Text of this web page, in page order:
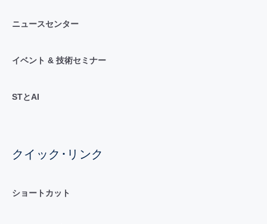
ニュースセンター
イベント & 技術セミナー
STとAI
クイック･リンク
ショートカット